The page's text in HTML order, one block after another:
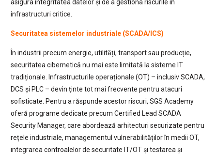
asigura integritatea datelor și de a gestiona riscurile în
infrastructuri critice.
Securitatea sistemelor industriale (SCADA/ICS)
În industrii precum energie, utilități, transport sau producție,
securitatea cibernetică nu mai este limitată la sisteme IT
tradiționale. Infrastructurile operaționale (OT) – inclusiv SCADA,
DCS și PLC – devin ținte tot mai frecvente pentru atacuri
sofisticate. Pentru a răspunde acestor riscuri, SGS Academy
oferă programe dedicate precum Certified Lead SCADA
Security Manager, care abordează arhitecturi securizate pentru
rețele industriale, managementul vulnerabilităților în medii OT,
integrarea controalelor de securitate IT/OT și testarea și